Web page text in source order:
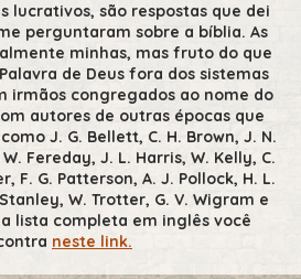
lucrativos, são respostas que dei
perguntaram sobre a bíblia. As
minhas, mas fruto do que
de Deus fora dos sistemas
irmãos congregados ao nome do
autores de outras épocas que
J. G. Bellett, C. H. Brown, J. N.
Fereday, J. L. Harris, W. Kelly, C.
F. G. Patterson, A. J. Pollock, H. L.
W. Trotter, G. V. Wigram e
lista completa em inglês você
neste link.